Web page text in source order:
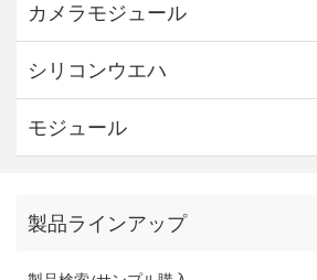
カメラモジュール
シリコンウエハ
モジュール
製品ラインアップ